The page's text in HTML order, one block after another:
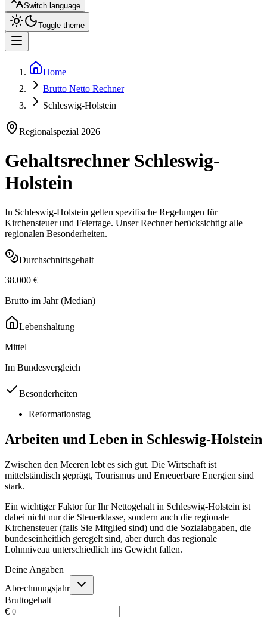
Switch language
Toggle theme
Home
Brutto Netto Rechner
Schleswig-Holstein
Regionalspezial 2026
Gehaltsrechner Schleswig-
Holstein
In Schleswig-Holstein gelten spezifische Regelungen für
Kirchensteuer und Feiertage. Unser Rechner berücksichtigt alle
regionalen Besonderheiten.
Durchschnittsgehalt
38.000 €
Brutto im Jahr (Median)
Lebenshaltung
Mittel
Im Bundesvergleich
Besonderheiten
Reformationstag
Arbeiten und Leben in Schleswig-Holstein
Zwischen den Meeren lebt es sich gut. Die Wirtschaft ist
mittelständisch geprägt, Tourismus und Erneuerbare Energien sind
stark.
Ein wichtiger Faktor für Ihr Nettogehalt in Schleswig-Holstein ist
dabei nicht nur die Steuerklasse, sondern auch die regionale
Kirchensteuer (falls Sie Mitglied sind) und die Sozialabgaben, die
bundeseinheitlich geregelt sind, aber durch das regionale
Lohnniveau unterschiedlich ins Gewicht fallen.
Deine Angaben
Abrechnungsjahr
Bruttogehalt
€